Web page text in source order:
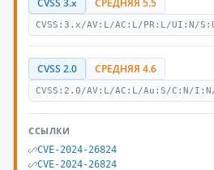
CVSS 3.x СРЕДНЯЯ 5.5
CVSS:3.x/AV:L/AC:L/PR:L/UI:N/
CVSS 2.0 СРЕДНЯЯ 4.6
CVSS:2.0/AV:L/AC:L/Au:S/C:N/
ССЫЛКИ
CVE-2024-26824
CVE-2024-26824